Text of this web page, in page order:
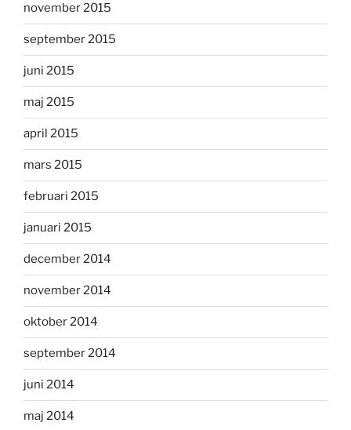
november 2015
september 2015
juni 2015
maj 2015
april 2015
mars 2015
februari 2015
januari 2015
december 2014
november 2014
oktober 2014
september 2014
juni 2014
maj 2014